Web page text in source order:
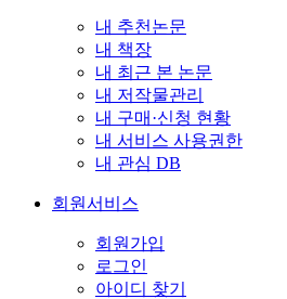
내 추천논문
내 책장
내 최근 본 논문
내 저작물관리
내 구매·신청 현황
내 서비스 사용권한
내 관심 DB
회원서비스
회원가입
로그인
아이디 찾기